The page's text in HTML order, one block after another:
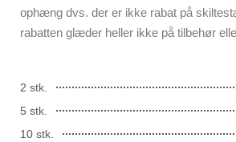
ophæng dvs. der er ikke rabat på
rabatten glæder heller ikke på tilbehør
2 stk.
5 stk.
10 stk.